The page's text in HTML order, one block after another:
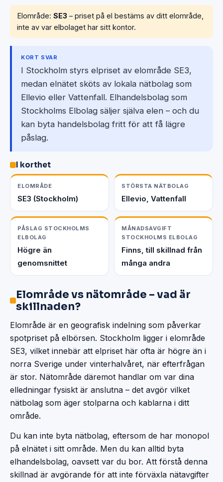
Elområde: SE3 – priset på el bestäms av ditt elområde,
inte av var elbolaget har sitt kontor.
KORT SVAR
I Stockholm styrs elpriset av elområde SE3,
medan elnätet sköts av lokala nätbolag som
Ellevio eller Vattenfall. Elhandelsbolag som
Stockholms Elbolag säljer själva elen – och du
kan byta handelsbolag fritt för att få lägre
påslag.
I korthet
ELOMRÅDE
SE3 (Stockholm)
STÖRSTA NÄTBOLAG
Ellevio, Vattenfall
PÅSLAG STOCKHOLMS
ELBOLAG
Högre än
genomsnittet
MÅNADSAVGIFT
STOCKHOLMS ELBOLAG
Finns, till skillnad från
många andra
Elområde vs nätområde – vad är
skillnaden?
Elområde är en geografisk indelning som påverkar
spotpriset på elbörsen. Stockholm ligger i elområde
SE3, vilket innebär att elpriset här ofta är högre än i
norra Sverige under vinterhalvåret, när efterfrågan
är stor. Nätområde däremot handlar om var dina
elledningar fysiskt är anslutna – det avgör vilket
nätbolag som äger stolparna och kablarna i ditt
område.
Du kan inte byta nätbolag, eftersom de har monopol
på elnätet i sitt område. Men du kan alltid byta
elhandelsbolag, oavsett var du bor. Att förstå denna
skillnad är avgörande för att inte förväxla nätavgifter